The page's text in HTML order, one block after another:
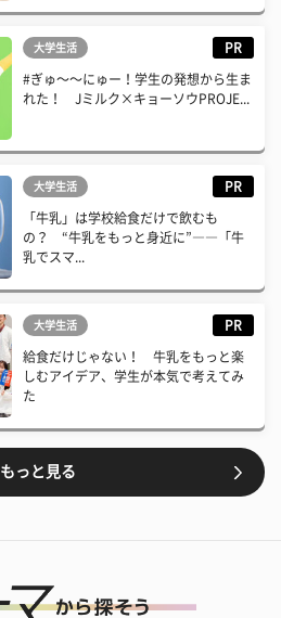
大学生活 PR
#ぎゅ〜〜にゅー！学生の発想から生ま
れた！ Jミルク×キョーソウPROJE...
大学生活 PR
「牛乳」は学校給食だけで飲むも
の？ “牛乳をもっと身近に”――「牛
乳でスマ...
大学生活 PR
給食だけじゃない！ 牛乳をもっと楽
しむアイデア、学生が本気で考えてみ
た
もっと見る